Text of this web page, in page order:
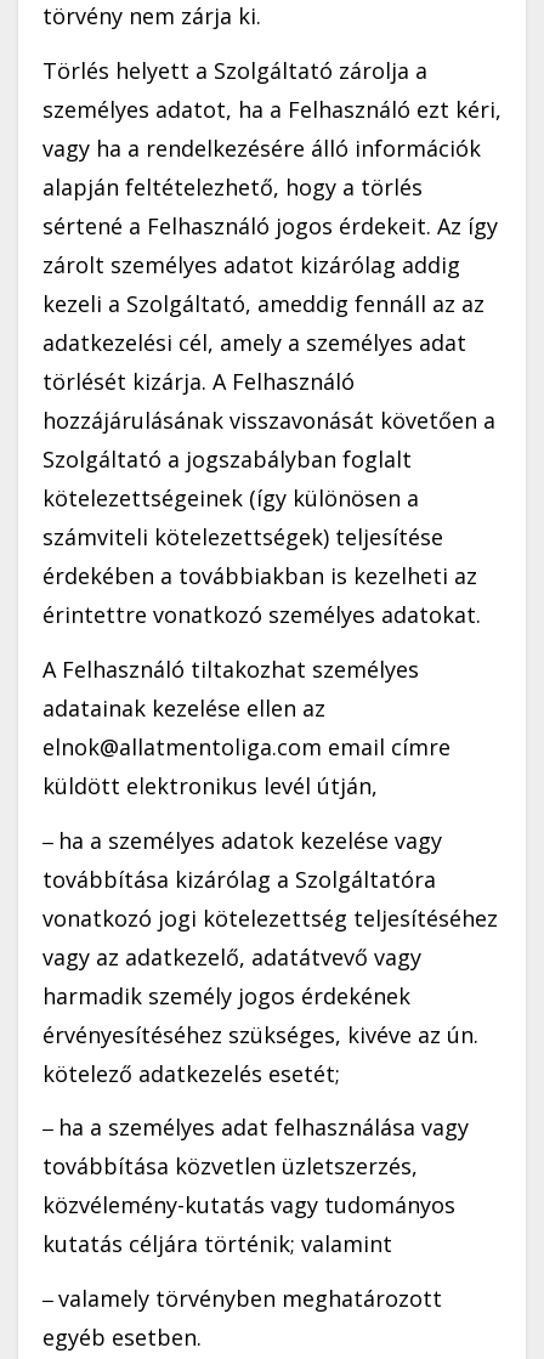
törvény nem zárja ki.
Törlés helyett a Szolgáltató zárolja a
személyes adatot, ha a Felhasználó ezt kéri,
vagy ha a rendelkezésére álló információk
alapján feltételezhető, hogy a törlés
sértené a Felhasználó jogos érdekeit. Az így
zárolt személyes adatot kizárólag addig
kezeli a Szolgáltató, ameddig fennáll az az
adatkezelési cél, amely a személyes adat
törlését kizárja. A Felhasználó
hozzájárulásának visszavonását követően a
Szolgáltató a jogszabályban foglalt
kötelezettségeinek (így különösen a
számviteli kötelezettségek) teljesítése
érdekében a továbbiakban is kezelheti az
érintettre vonatkozó személyes adatokat.
A Felhasználó tiltakozhat személyes
adatainak kezelése ellen az
elnok@allatmentoliga.com email címre
küldött elektronikus levél útján,
– ha a személyes adatok kezelése vagy
továbbítása kizárólag a Szolgáltatóra
vonatkozó jogi kötelezettség teljesítéséhez
vagy az adatkezelő, adatátvevő vagy
harmadik személy jogos érdekének
érvényesítéséhez szükséges, kivéve az ún.
kötelező adatkezelés esetét;
– ha a személyes adat felhasználása vagy
továbbítása közvetlen üzletszerzés,
közvélemény-kutatás vagy tudományos
kutatás céljára történik; valamint
– valamely törvényben meghatározott
egyéb esetben.